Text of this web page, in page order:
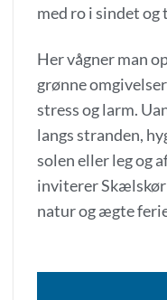
med ro i sindet
Her vågner man
grønne
stress og larm.
langs stranden,
solen eller leg og
inviterer
natur og ægte